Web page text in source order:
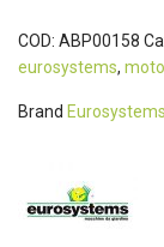
COD: ABP00158
eurosystems,
Brand Eurosystems